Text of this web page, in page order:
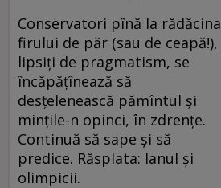
Conservatori pînă la rădăcina
firului de păr (sau de ceapă!),
lipsiţi de pragmatism, se
încăpăţînează să
desţelenească pămîntul şi
minţile-n opinci, în zdrenţe.
Continuă să sape şi să
predice. Răsplata: lanul şi
olimpicii.